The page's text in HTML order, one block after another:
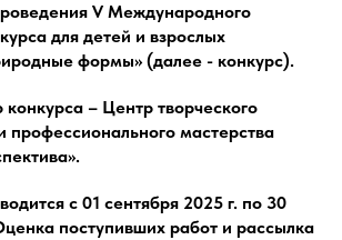
V Международного
для детей и взрослых
формы» (далее - конкурс).
конкурса – Центр творческого
профессионального мастерства
с 01 сентября 2025 г. по 30
поступивших работ и рассылка